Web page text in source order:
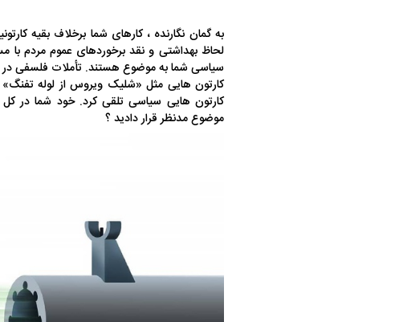
به گمان نگارنده ، کارهای شما برخلاف بقیه
لحاظ بهداشتی و نقد برخوردهای عموم مردم با
سیاسی شما به موضوع هستند. تأملات فلسفی در
کارتون هایی مثل «شلیک ویروس از لوله
کارتون هایی سیاسی تلقی کرد. خود شما در کل
موضوع مدنظر قرار دادید ؟